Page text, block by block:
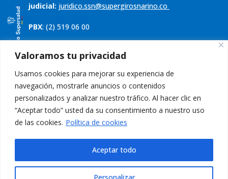
Valoramos tu privacidad
Usamos cookies para mejorar su experiencia de
navegación, mostrarle anuncios o contenidos
personalizados y analizar nuestro tráfico. Al hacer clic en
“Aceptar todo” usted da su consentimiento a nuestro uso
de las cookies. Política de cookies
Personalizar
Aceptar todo
judicial: juridico.ssn@supergirosnarino.co
PBX: (2) 519 06 00
Servicio al cliente
Política de tratamiento de datos
Aviso de privacidad
PQRS